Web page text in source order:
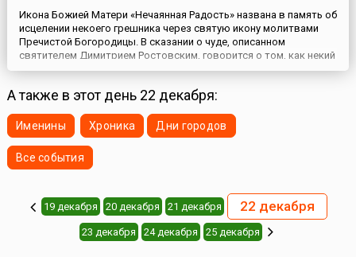
Икона Божией Матери «Нечаянная Радость» названа в память об
исцелении некоего грешника через святую икону молитвами
Пречистой Богородицы. В сказании о чуде, описанном
святителем Димитрием Ростовским, говорится о том, как некий
грешник, проводя жизнь в грехах, имел, однако, обыкновение
архангельское приветствие: «Радуйся, Благодатная!». Матерь ...
А также в этот день 22 декабря:
Именины Хроника Дни городов
Все события
19 декабря 20 декабря 21 декабря 22 декабря
23 декабря 24 декабря 25 декабря